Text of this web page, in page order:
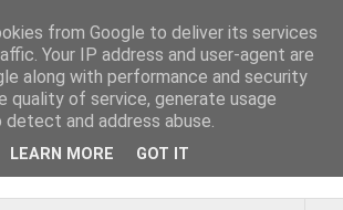
de Calañas
from Google to deliver its services
Your IP address and user-agent are
along with performance and security
quality of service, generate usage
and address abuse.
LEARN MORE GOT IT